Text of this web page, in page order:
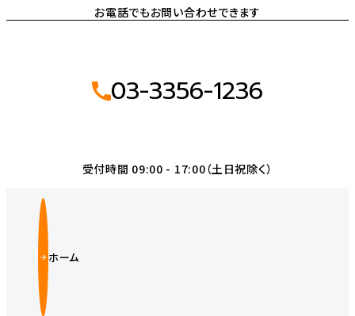
お電話でもお問い合わせできます
03-3356-1236
受付時間 09:00 - 17:00（土日祝除く）
ホーム